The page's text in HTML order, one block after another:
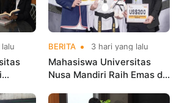
BERITA 3 hari yang lalu
Mahasiswa Universitas
Nusa Mandiri Raih Emas di
Indonesia Open